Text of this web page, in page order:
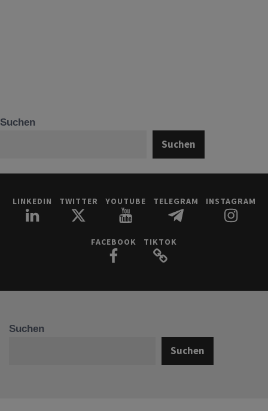
Suchen
Suchen
LINKEDIN TWITTER YOUTUBE TELEGRAM INSTAGRAM
FACEBOOK TIKTOK
Suchen
Suchen